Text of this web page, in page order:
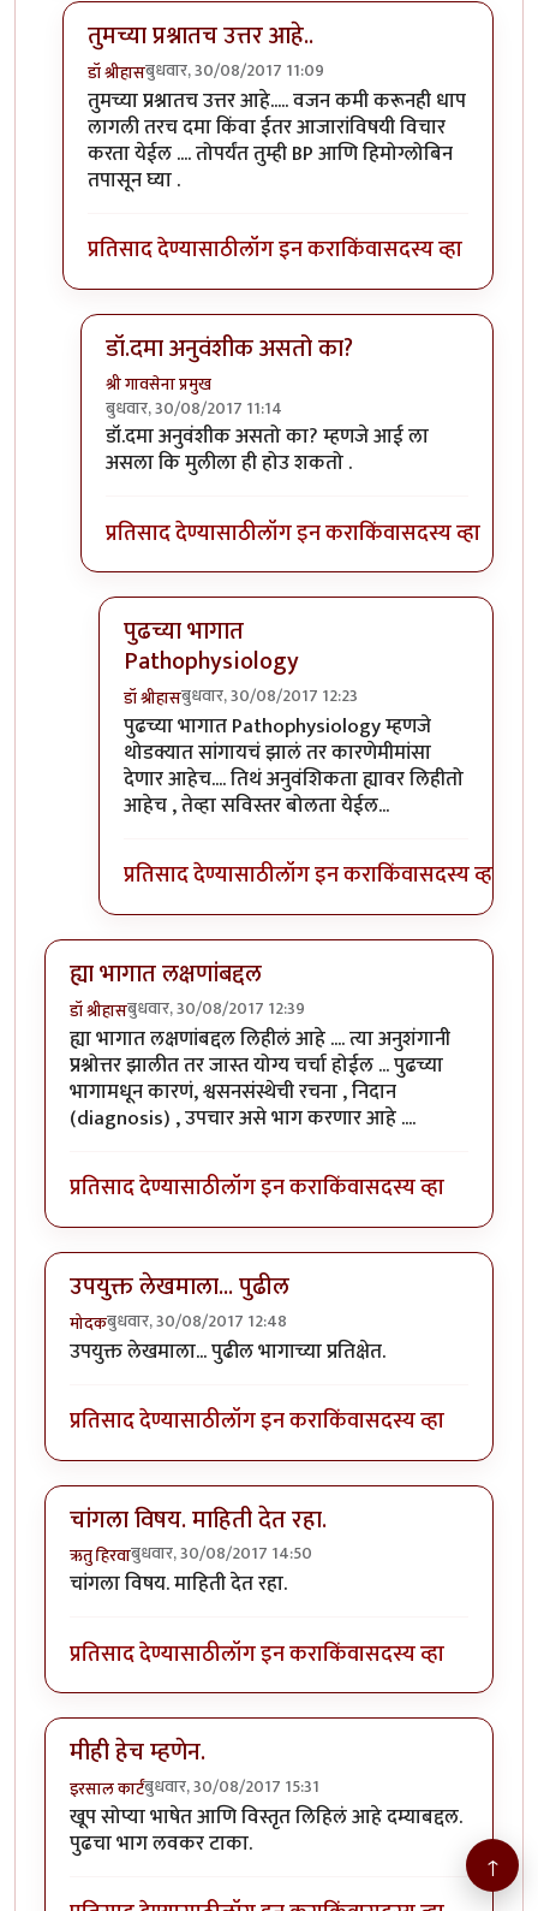
तुमच्या प्रश्नातच उत्तर आहे..
डॉ श्रीहासबुधवार, 30/08/2017 11:09
In reply toडॉ. वजन जास्त असल्यानेbyश्री गावसेना प्रमुख
तुमच्या प्रश्नातच उत्तर आहे..... वजन कमी करूनही धाप
लागली तरच दमा किंवा ईतर आजारांविषयी विचार
करता येईल .... तोपर्यंत तुम्ही BP आणि हिमोग्लोबिन
तपासून घ्या .
प्रतिसाद देण्यासाठीलॉग इन कराकिंवासदस्य व्हा
डॉ.दमा अनुवंशीक असतो का?
श्री गावसेना प्रमुख
बुधवार, 30/08/2017 11:14
In reply toतुमच्या प्रश्नातच उत्तर आहे..byडॉ श्रीहास
डॉ.दमा अनुवंशीक असतो का? म्हणजे आई ला
असला कि मुलीला ही होउ शकतो .
प्रतिसाद देण्यासाठीलॉग इन कराकिंवासदस्य व्हा
पुढच्या भागात
Pathophysiology
डॉ श्रीहासबुधवार, 30/08/2017 12:23
In reply toडॉ.दमा अनुवंशीक असतो का?by
पुढच्या भागात Pathophysiology म्हणजे
थोडक्यात सांगायचं झालं तर कारणेमीमांसा
देणार आहेच.... तिथं अनुवंशिकता ह्यावर लिहीतो
आहेच , तेव्हा सविस्तर बोलता येईल...
प्रतिसाद देण्यासाठीलॉग इन कराकिंवासदस्य व्हा
ह्या भागात लक्षणांबद्दल
डॉ श्रीहासबुधवार, 30/08/2017 12:39
ह्या भागात लक्षणांबद्दल लिहीलं आहे .... त्या अनुशंगानी
प्रश्नोत्तर झालीत तर जास्त योग्य चर्चा होईल ... पुढच्या
भागामधून कारणं, श्वसनसंस्थेची रचना , निदान
(diagnosis) , उपचार असे भाग करणार आहे ....
प्रतिसाद देण्यासाठीलॉग इन कराकिंवासदस्य व्हा
उपयुक्त लेखमाला... पुढील
मोदकबुधवार, 30/08/2017 12:48
उपयुक्त लेखमाला... पुढील भागाच्या प्रतिक्षेत.
प्रतिसाद देण्यासाठीलॉग इन कराकिंवासदस्य व्हा
चांगला विषय. माहिती देत रहा.
ऋतु हिरवाबुधवार, 30/08/2017 14:50
चांगला विषय. माहिती देत रहा.
प्रतिसाद देण्यासाठीलॉग इन कराकिंवासदस्य व्हा
मीही हेच म्हणेन.
इरसाल कार्टंबुधवार, 30/08/2017 15:31
खूप सोप्या भाषेत आणि विस्तृत लिहिलं आहे दम्याबद्दल.
पुढचा भाग लवकर टाका.
↑